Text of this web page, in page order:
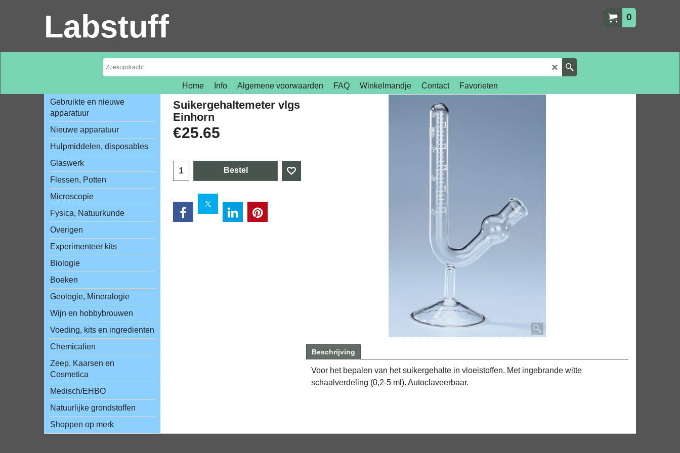
0
Labstuff
Home Info Algemene voorwaarden FAQ Winkelmandje Contact
Favorieten
Gebruikte en nieuwe
apparatuur
Nieuwe apparatuur
Hulpmiddelen, disposables
Glaswerk
Flessen, Potten
Microscopie
Fysica, Natuurkunde
Overigen
Experimenteer kits
Biologie
Boeken
Geologie, Mineralogie
Wijn en hobbybrouwen
Voeding, kits en ingredienten
Chemicalien
Zeep, Kaarsen en
Cosmetica
Medisch/EHBO
Natuurlijke grondstoffen
Shoppen op merk
Suikergehaltemeter vlgs
Einhorn
€25.65
Bestel
Beschrijving
Voor het bepalen van het suikergehalte in vloeistoffen. Met ingebrande witte
schaalverdeling (0,2-5 ml). Autoclaveerbaar.